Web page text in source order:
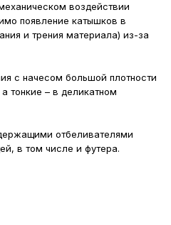
воздействии
появление катышков в
и трения материала) из-за
с начесом большой плотности
тонкие – в деликатном
отбеливателями
в том числе и футера.